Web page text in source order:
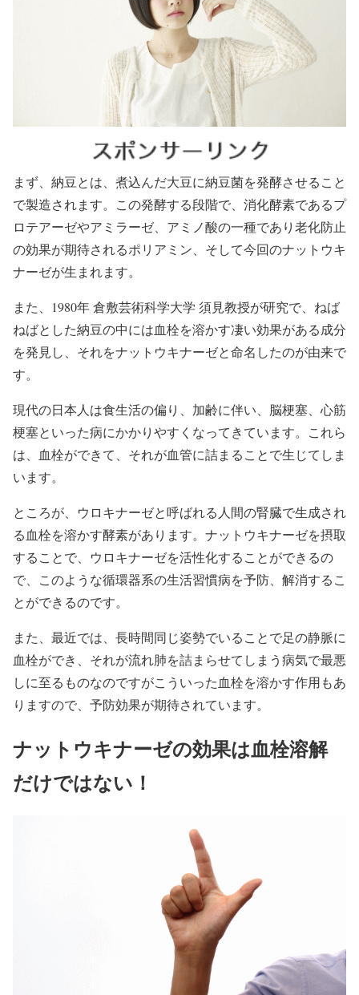
まず、納豆とは、煮込んだ大豆に納豆菌を発酵させること
で製造されます。この発酵する段階で、消化酵素であるプ
ロテアーゼやアミラーゼ、アミノ酸の一種であり老化防止
の効果が期待されるポリアミン、そして今回のナットウキ
ナーゼが生まれます。
また、1980年 倉敷芸術科学大学 須見教授が研究で、ねば
ねばとした納豆の中には血栓を溶かす凄い効果がある成分
を発見し、それをナットウキナーゼと命名したのが由来で
す。
現代の日本人は食生活の偏り、加齢に伴い、脳梗塞、心筋
梗塞といった病にかかりやすくなってきています。これら
は、血栓ができて、それが血管に詰まることで生じてしま
います。
ところが、ウロキナーゼと呼ばれる人間の腎臓で生成され
る血栓を溶かす酵素があります。ナットウキナーゼを摂取
することで、ウロキナーゼを活性化することができるの
で、このような循環器系の生活習慣病を予防、解消するこ
とができるのです。
また、最近では、長時間同じ姿勢でいることで足の静脈に
血栓ができ、それが流れ肺を詰まらせてしまう病気で最悪
しに至るものなのですがこういった血栓を溶かす作用もあ
りますので、予防効果が期待されています。
ナットウキナーゼの効果は血栓溶解
だけではない！